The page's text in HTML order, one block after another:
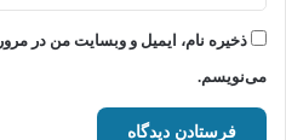
ذخیره نام، ایمیل و وبسایت من در
می‌نویسم.